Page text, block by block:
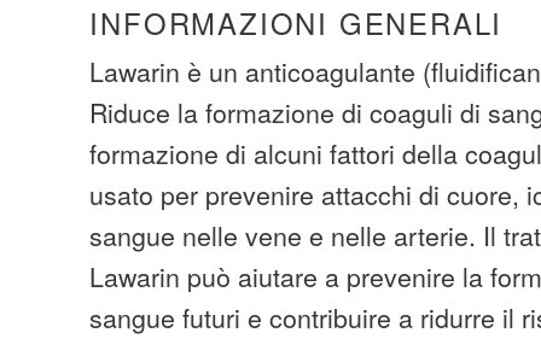
INFORMAZIONI GENERALI
Lawarin è un anticoagulante
Riduce la formazione di coaguli di
formazione di alcuni fattori della
usato per prevenire attacchi di cuore,
sangue nelle vene e nelle arterie. Il
Lawarin può aiutare a prevenire la
sangue futuri e contribuire a ridurre il